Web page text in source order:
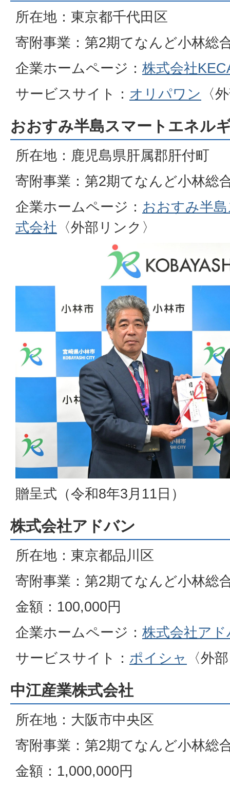
所在地：東京都千代田区
寄附事業：第2期てなんど小林総
企業ホームページ： 株式会社
サービスサイト： オリパワン 〈
おおすみ半島スマートエネル
所在地：鹿児島県肝属郡肝付町
寄附事業：第2期てなんど小林総
企業ホームページ： おおすみ半
式会社 〈外部リンク〉
贈呈式（令和8年3月11日）
株式会社アドバン
所在地：東京都品川区
寄附事業：第2期てなんど小林総
金額：100,000円
企業ホームページ： 株式会社ア
サービスサイト： ポイシャ 〈外
中江産業株式会社
所在地：大阪市中央区
寄附事業：第2期てなんど小林総
金額：1,000,000円